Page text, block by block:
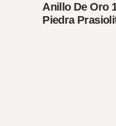
Anillo De Oro
Piedra